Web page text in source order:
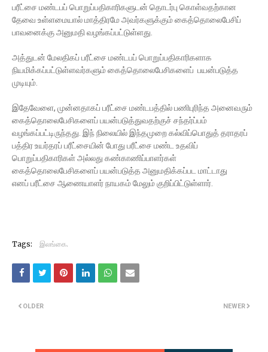
பரீட்சை மண்டபப் பொறுப்பதிகாரிகளுடன் தொடர்பு கொள்வதற்கான
தேவை உள்ளமையால் மாத்திரமே அவர்களுக்கும் கைத்தொலைபேசிப்
பாவனைக்கு அனுமதி வழங்கப்பட்டுள்ளது.
அத்துடன் மேலதிகப் பரீட்சை மண்டபப் பொறுப்பதிகாரிகளாக
நியமிக்கப்பட்டுள்ளவர்களும் கைத்தொலைபேசிகளைப் பயன்படுத்த
முடியும்.
இதேவேளை, முன்னதாகப் பரீட்சை மண்டபத்தில் பணிபுரிந்த அனைவரும்
கைத்தொலைபேசிகளைப் பயன்படுத்துவதற்குச் சந்தர்ப்பம்
வழங்கப்பட்டிருந்தது. இந் நிலையில் இந்தமுறை கல்விப்பொதுத் தராதரப்
பத்திர உயர்தரப் பரீட்சையின் போது பரீட்சை மண்ட உதவிப்
பொறுப்பதிகாரிகள் அல்லது கண்காணிப்பாளர்கள்
கைத்தொலைபேசிகளைப் பயன்படுத்த அனுமதிக்கப்பட மாட்டாது
எனப் பரீட்சை ஆணையாளர் நாயகம் மேலும் குறிப்பிட்டுள்ளார்.
Tags: இலங்கை.
NEWER
OLDER